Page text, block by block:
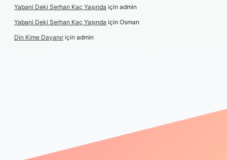
Yabani Deki Serhan Kaç Yaşında için admin
Yabani Deki Serhan Kaç Yaşında için Osman
Din Kime Dayanıriçin admin